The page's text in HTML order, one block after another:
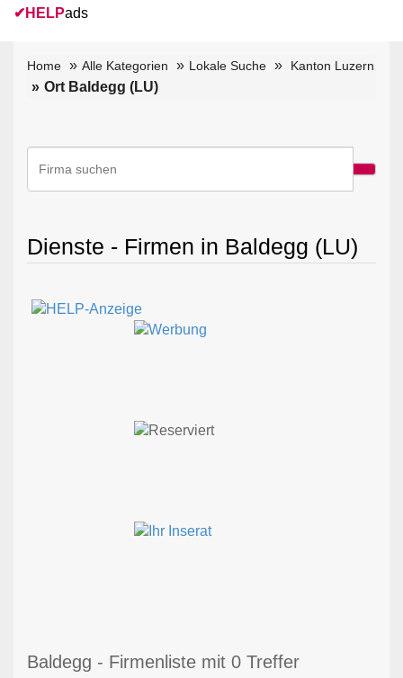
✔ HELPads
Home Alle Kategorien Lokale Suche Kanton Luzern
Ort Baldegg (LU)
Dienste - Firmen in Baldegg (LU)
Baldegg - Firmenliste mit 0 Treffer